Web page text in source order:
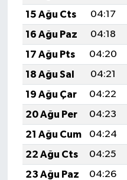
15 Ağu Cts
04:17
16 Ağu Paz
04:18
17 Ağu Pts
04:20
18 Ağu Sal
04:21
19 Ağu Çar
04:22
20 Ağu Per
04:23
21 Ağu Cum
04:24
22 Ağu Cts
04:25
23 Ağu Paz
04:26